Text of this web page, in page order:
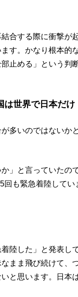
合する際に衝撃が
す。かなり根本的
止める」という判
は世界で日本だけ
多いのではないか
」と言っていたの
も緊急着陸してい
陸した」と発表し
まま飛び続けて、
と思います。日本